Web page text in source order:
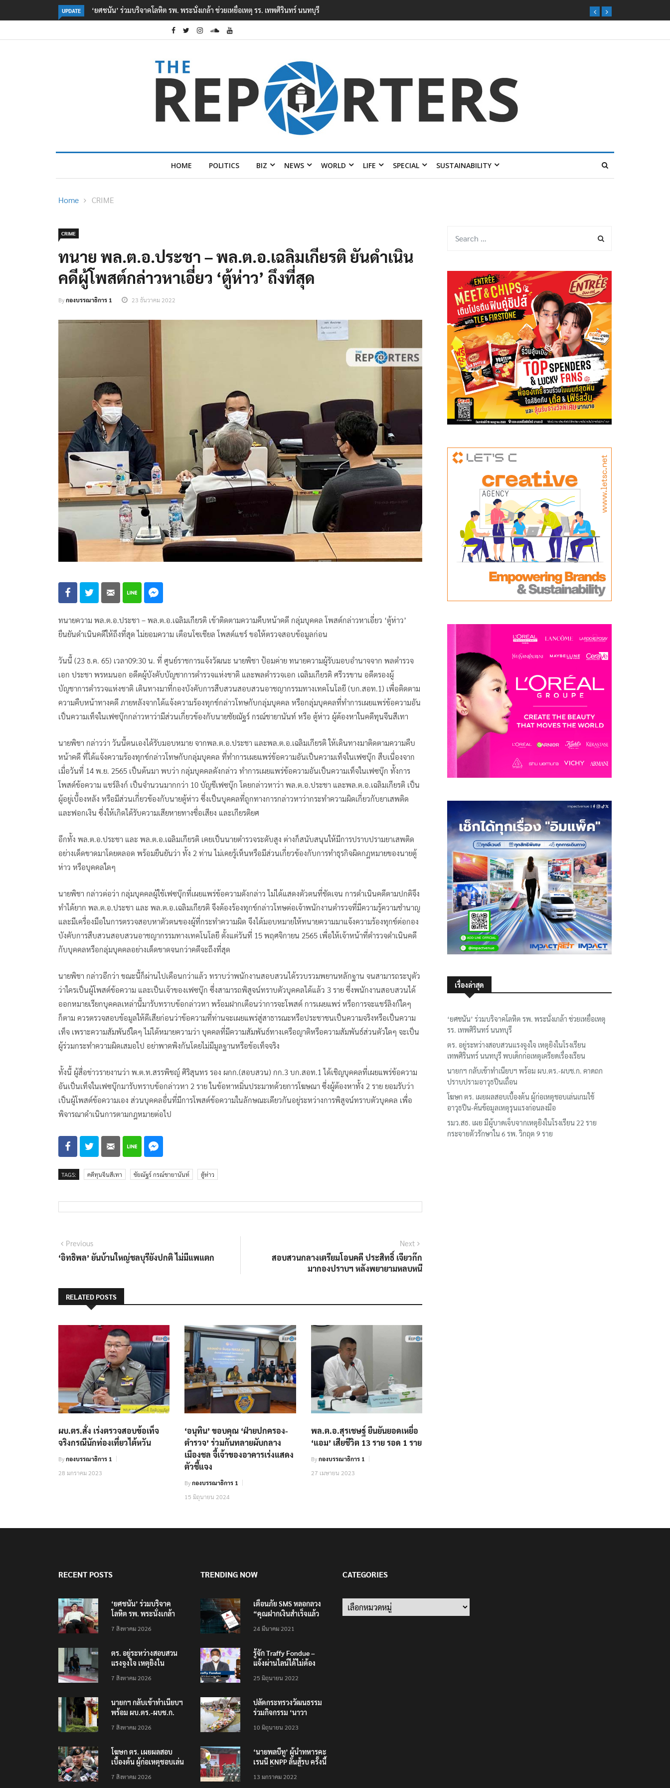
UPDATE ตร. อยู่ระหว่างสอบสวนแรงจูงใจ เหตุยิงในโรงเรียนเทพศิรินทร์ นนทบุรี พบเด็กก่อเหตุเครียดเรื่องเรียน
HOME POLITICS BIZ NEWS WORLD LIFE SPECIAL SUSTAINABILITY
Home CRIME
CRIME
ทนาย พล.ต.อ.ประชา – พล.ต.อ.เฉลิมเกียรติ ยันดำเนิน
คดีผู้โพสต์กล่าวหาเอี่ยว ‘ตู้ห่าว’ ถึงที่สุด
Byกองบรรณาธิการ 1 23 ธันวาคม 2022
ทนายความ พล.ต.อ.ประชา – พล.ต.อ.เฉลิมเกียรติ เข้าติดตามความคืบหน้าคดี กลุ่มบุคคล โพสต์กล่าวหาเอี่ยว ‘ตู้ห่าว’
ยืนยันดำเนินคดีให้ถึงที่สุด ไม่ยอมความ เตือนโซเชียล โพสต์แชร์ ขอให้ตรวจสอบข้อมูลก่อน
วันนี้ (23 ธ.ค. 65) เวลา09:30 น. ที่ ศูนย์ราชการแจ้งวัฒนะ นายพิชา ป้อมค่าย ทนายความผู้รับมอบอำนาจจาก พลตำรวจ
เอก ประชา พรหมนอก อดีตผู้บังคับบัญชาการตำรวจแห่งชาติ และพลตำรวจเอก เฉลิมเกียรติ ศรีวรขาน อดีตรองผู้
บัญชาการตำรวจแห่งชาติ เดินทางมาที่กองบังคับการสืบสวนสอบสวนอาชญากรรมทางเทคโนโลยี (บก.สอท.1) เพื่อติดตาม
ความคืบหน้าทางคดี ภายหลังจากได้แจ้งความร้องทุกข์กล่าวโทษกับกลุ่มบุคคล หรือกลุ่มบุคคลที่ทำการเผยแพร่ข้อความอัน
เป็นความเท็จในเฟซบุ๊กกล่าวหาว่ามีส่วนเกี่ยวข้องกับนายชัยณัฐร์ กรณ์ชายานันท์ หรือ ตู้ห่าว ผู้ต้องหาในคดีทุนจีนสีเทา
นายพิชา กล่าวว่า วันนี้ตนเองได้รับมอบหมาย จากพล.ต.อ.ประชา และพล.ต.อ.เฉลิมเกียรติ ให้เดินทางมาติดตามความคืบ
หน้าคดี ที่ได้แจ้งความร้องทุกข์กล่าวโทษกับกลุ่มบุคคล ที่ทำการเผยแพร่ข้อความอันเป็นความเท็จในเฟซบุ๊ก สืบเนื่องจาก
เมื่อวันที่ 14 พ.ย. 2565 เป็นต้นมา พบว่า กลุ่มบุคคลดังกล่าว ทำการเผยแพร่ข้อความอันเป็นความเท็จในเฟซบุ๊ก ทั้งการ
โพสต์ข้อความ แชร์ลิงก์ เป็นจำนวนมากกว่า 10 บัญชีเฟซบุ๊ก โดยกล่าวหาว่า พล.ต.อ.ประชา และพล.ต.อ.เฉลิมเกียรติ เป็น
ผู้อยู่เบื้องหลัง หรือมีส่วนเกี่ยวข้องกับนายตู้ห่าว ซึ่งเป็นบุคคลที่ถูกทางการกล่าวหาว่ากระทำความผิดเกี่ยวกับยาเสพติด
และฟอกเงิน ซึ่งให้เกิดได้รับความเสียหายทางชื่อเสียง และเกียรติยศ
อีกทั้ง พล.ต.อ.ประชา และ พล.ต.อ.เฉลิมเกียรติ เคยเป็นนายตำรวจระดับสูง ต่างก็สนับสนุนให้มีการปราบปรามยาเสพติด
อย่างเด็ดขาดมาโดยตลอด พร้อมยืนยันว่า ทั้ง 2 ท่าน ไม่เคยรู้เห็นหรือมีส่วนเกี่ยวข้องกับการทำธุรกิจผิดกฎหมายของนายตู้
ห่าว หรือบุคคลใดๆ
นายพิชา กล่าวต่อว่า กลุ่มบุคคลผู้ใช้เฟซบุ๊กที่เผยแพร่ข้อความดังกล่าว ไม่ได้แสดงตัวตนที่ชัดเจน การดำเนินคดีตามปกติจึง
ทำได้ยาก พล.ต.อ.ประชา และ พล.ต.อ.เฉลิมเกียรติ จึงต้องร้องทุกข์กล่าวโทษต่อเจ้าพนักงานตำรวจที่มีความรู้ความชำนาญ
และมีเครื่องมือในการตรวจสอบหาตัวตนของผู้ที่กระทำความผิด จึงได้มอบหมายให้ทนายความมาแจ้งความร้องทุกข์ต่อกอง
บังคับการสืบสวนสอบสวนอาชญากรรมทางเทคโนโลยี ตั้งแต่วันที่ 15 พฤศจิกายน 2565 เพื่อให้เจ้าหน้าที่ตำรวจดำเนินคดี
กับบุคคลหรือกลุ่มบุคคลอย่างเด็ดขาดจนกว่าคดีจะถึงที่สุด
นายพิชา กล่าวอีกว่า ขณะนี้ก็ผ่านไปเดือนกว่าแล้ว ทราบว่าพนักงานสอบสวนได้รวบรวมพยานหลักฐาน จนสามารถระบุตัว
ว่าใครเป็นผู้โพสต์ข้อความ และเป็นเจ้าของเฟซบุ๊ก ซึ่งสามารถพิสูจน์ทราบตัวบุคคลได้แล้ว 3 ราย ซึ่งพนักงานสอบสวนได้
ออกหมายเรียกบุคคลเหล่านี้มารับทราบข้อกล่าวหา พร้อมฝากเตือนว่าการจะโพสต์ การเผยแพร่ หรือการจะแชร์ลิงก์ใดๆ
ก็ตาม ควรตรวจสอบข้อมูลให้ดีเสียก่อนว่าข้อความที่ท่านจะเผยแพร่สู่สาธารณะหรือประชาชนเป็นความจริงหรือเป็นความ
เท็จ เพราะความสัมพันธ์ใดๆ ไม่ได้หมายความว่า บุคคลที่มีความสัมพันธ์ทางเครือญาติหรือความสัมพันธ์ส่วนตัวใดๆ จะเป็น
ผู้ร่วมกระทำความผิดเสมอไป อย่าพาดพิงกันโดยไม่มีมูลฐานหรือข้อเท็จจริง
ทั้งนี้ ผู้สื่อข่าวรายงานว่า พ.ต.ท.สรรพิชญ์ ศิริสุนทร รอง ผกก.(สอบสวน) กก.3 บก.สอท.1 ได้เชิญบุคคลที่เผยแพร่ข้อความ
อันเป็นเท็จในเฟซบุ๊กมารับทราบข้อกล่าวหา 2 ราย ในข้อหาหมิ่นประมาทด้วยการโฆษณา ซึ่งผู้ต้องหาทั้ง 2 ราย ยอมรับว่า
เป็นผู้โพสต์ข้อความเอง ส่วนบุคคลอื่นที่มีการโพสต์ข้อความในลักษณะเดียวกันอยู่ระหว่างการพิสูจน์ทราบตัวบุคคล เพื่อ
พิจารณาดำเนินการตามกฎหมายต่อไป
TAGS: คดีทุนจีนสีเทา ชัยณัฐร์ กรณ์ชายานันท์ ตู้ห่าว
แนะแนว
เรื่อง
PreviousPrevious
post:
‘อิทธิพล’ ยันบ้านใหญ่ชลบุรียังปกติ ไม่มีแพแตก
Next
สอบสวนกลางเตรียมโอนคดี ประสิทธิ์ เจียวก๊ก
มากองปราบฯ หลังพยายามหลบหนี
RELATED POSTS
ผบ.ตร.สั่ง เร่งตรวจสอบข้อเท็จ
จริงกรณีนักท่องเที่ยวไต้หวัน
Byกองบรรณาธิการ 1
28 มกราคม 2023
‘อนุทิน’ ขอบคุณ ‘ฝ่ายปกครอง-
ตำรวจ’ ร่วมกันทลายผับกลาง
เมืองชล จี้เจ้าของอาคารเร่งแสดง
ตัวชี้แจง
Byกองบรรณาธิการ 1
15 มิถุนายน 2024
พล.ต.อ.สุรเชษฐ์ ยืนยันยอดเหยื่อ
‘แอม’ เสียชีวิต 13 ราย รอด 1 ราย
Byกองบรรณาธิการ 1
27 เมษายน 2023
เรื่องล่าสุด
‘ยศชนัน’ ร่วมบริจาคโลหิต รพ. พระนั่งเกล้า ช่วยเหยื่อเหตุ
รร. เทพศิรินทร์ นนทบุรี
ตร. อยู่ระหว่างสอบสวนแรงจูงใจ เหตุยิงในโรงเรียน
เทพศิรินทร์ นนทบุรี พบเด็กก่อเหตุเครียดเรื่องเรียน
นายกฯ กลับเข้าทำเนียบฯ พร้อม ผบ.ตร.-ผบช.ก. คาดถก
ปราบปรามอาวุธปืนเถื่อน
โฆษก ตร. เผยผลสอบเบื้องต้น ผู้ก่อเหตุชอบเล่นเกมใช้
อาวุธปืน-ค้นข้อมูลเหตุรุนแรงก่อนลงมือ
รมว.สธ. เผย มีผู้บาดเจ็บจากเหตุยิงในโรงเรียน 22 ราย
กระจายตัวรักษาใน 6 รพ. วิกฤต 9 ราย
RECENT POSTS
‘ยศชนัน’ ร่วมบริจาค
โลหิต รพ. พระนั่งเกล้า
เทพศิรินทร์ นนทบุรี
7 สิงหาคม 2026
ตร. อยู่ระหว่างสอบสวน
แรงจูงใจ เหตุยิงใน
นนทบุรี พบเด็กก่อเหตุ
7 สิงหาคม 2026
นายกฯ กลับเข้าทำเนียบฯ
พร้อม ผบ.ตร.-ผบช.ก.
ปืนเถื่อน
7 สิงหาคม 2026
โฆษก ตร. เผยผลสอบ
เบื้องต้น ผู้ก่อเหตุชอบเล่น
เหตุรุนแรงก่อนลงมือ
7 สิงหาคม 2026
TRENDING NOW
เตือนภัย SMS หลอกลวง
“คุณฝากเงินสำเร็จแล้ว
200,000 บาท”
24 มีนาคม 2021
รู้จัก Traffy Fondue –
แจ้งผ่านไลน์ได้ไม่ต้อง
ทั่วไทย ไม่ใช่แค่ในกรุง
25 มิถุนายน 2022
ปลัดกระทรวงวัฒนธรรม
ร่วมกิจกรรม ‘นาวา
ตักบาตรทางน้ำ
10 มิถุนายน 2023
‘นายพลบีทู’ ผู้นำทหารคะ
เรนนี KNPP ลั่นสู้รบ ครั้งนี้
ประชาชนต้องชนะ
13 มกราคม 2022
CATEGORIES
Categories